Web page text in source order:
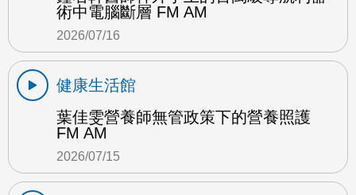
術中電腦斷層 FM AM
2026/07/16
健康生活館
葉佳雯營養師無管政策下的營養照護
FM AM
2026/07/15